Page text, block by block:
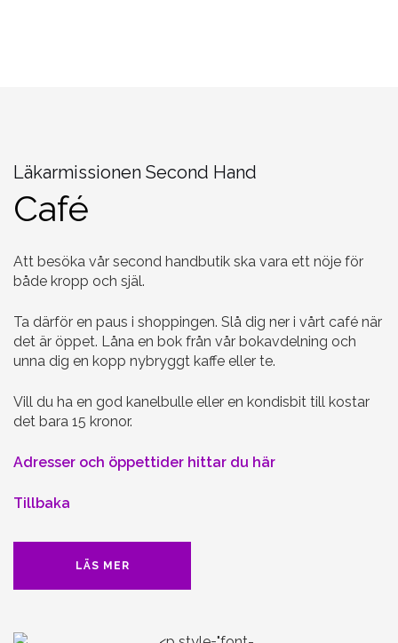
Läkarmissionen Second Hand
Café
Att besöka vår second handbutik ska vara ett nöje för
både kropp och själ.
Ta därför en paus i shoppingen. Slå dig ner i vårt café när
det är öppet. Låna en bok från vår bokavdelning och
unna dig en kopp nybryggt kaffe eller te.
Vill du ha en god kanelbulle eller en kondisbit till kostar
det bara 15 kronor.
Adresser och öppettider hittar du här
Tillbaka
LÄS MER